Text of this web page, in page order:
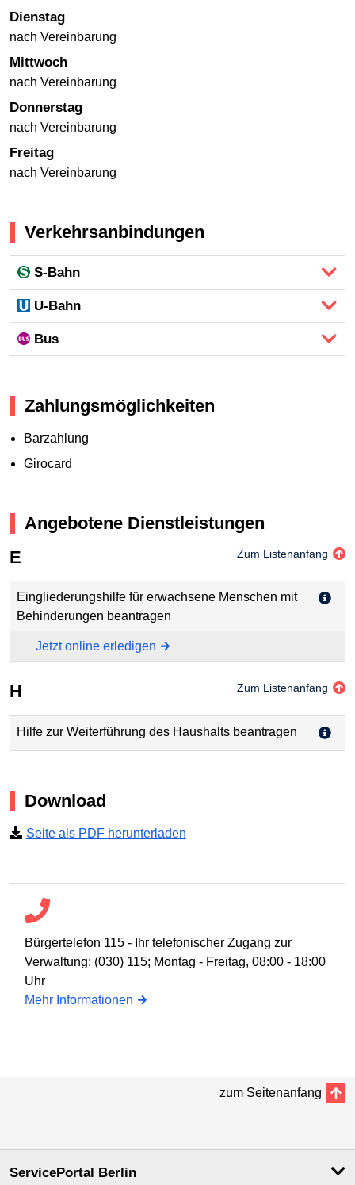
Dienstag
nach Vereinbarung
Mittwoch
nach Vereinbarung
Donnerstag
nach Vereinbarung
Freitag
nach Vereinbarung
Verkehrsanbindungen
S-Bahn
U-Bahn
Bus
Zahlungsmöglichkeiten
Barzahlung
Girocard
Angebotene Dienstleistungen
E
Zum Listenanfang
Eingliederungshilfe für erwachsene Menschen mit
Behinderungen beantragen
Jetzt online erledigen
H Zum Listenanfang
Hilfe zur Weiterführung des Haushalts beantragen
Download
Seite als PDF herunterladen
Bürgertelefon 115 - Ihr telefonischer Zugang zur
Verwaltung: (030) 115; Montag - Freitag, 08:00 - 18:00
Uhr
Mehr Informationen
zum Seitenanfang
ServicePortal Berlin